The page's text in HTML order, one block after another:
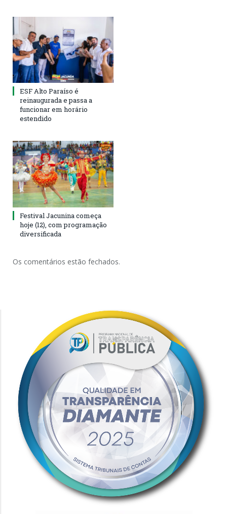
ESF Alto Paraíso é
reinaugurada e passa a
funcionar em horário
estendido
Festival Jacunina começa
hoje (12), com programação
diversificada
Os comentários estão fechados.